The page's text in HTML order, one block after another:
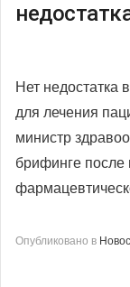
Нет недостатка
для лечения
министр
брифинге после
Опубликовано в